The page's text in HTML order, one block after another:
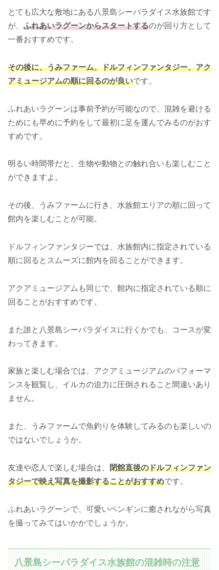
とても広大な敷地にある八景島シーパラダイス水族館です
が、 ふれあいラグーンからスタートするのが回り方として
一番おすすめです。
その後に、うみファーム、ドルフィンファンタジー、アク
アミュージアムの順に回るのが良いです。
ふれあいラグーンは事前予約が可能なので、混雑を避ける
ためにも早めに予約をして最初に足を運んでみるのがおす
すめです。
明るい時間帯だと、生物や動物との触れ合いも楽しむこと
ができますよ。
その後、うみファームに行き、水族館エリアの順に回って
館内を楽しむことが可能。
ドルフィンファンタジーでは、水族館内に指定されている
順に回るとスムーズに館内を回ることができます。
アクアミュージアムも同じで、館内に指定されている順に
回ることがおすすめです。
また誰と八景島シーパラダイスに行くかでも、コースが変
わってきます。
家族と楽しむ場合では、アクアミュージアムのパフォーマ
ンスを観覧し、イルカの迫力に圧倒されること間違いあり
ません。
また、うみファームで魚釣りを体験してみるのも楽しいの
ではないでしょうか。
友達や恋人で楽しむ場合は、 閉館直後のドルフィンファン
タジーで映え写真を撮影することがおすすめです。
ふれあいラグーンで、可愛いペンギンに癒されながら写真
を撮ってみてはいかかでしょうか。
八景島シーパラダイス水族館の混雑時の注意